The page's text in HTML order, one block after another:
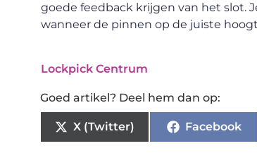
goede feedback krijgen van het slot.
wanneer de pinnen op de juiste
Lockpick Centrum
Goed artikel? Deel hem dan op:
X (Twitter) Facebook